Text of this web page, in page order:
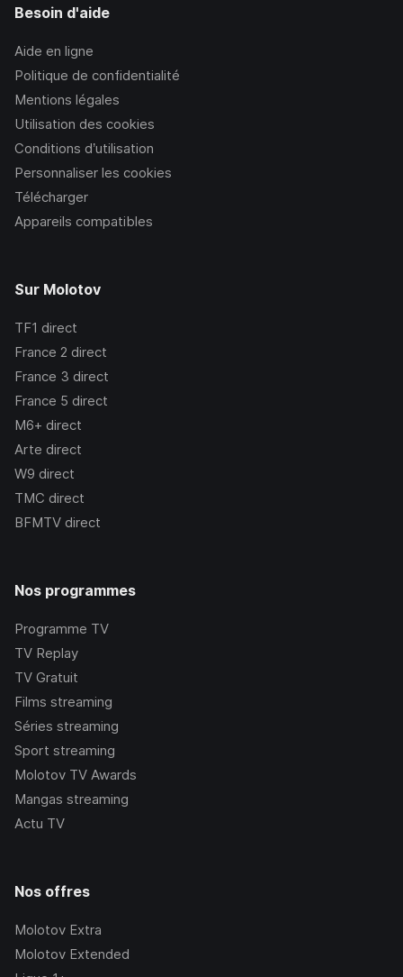
Besoin d'aide
Aide en ligne
Politique de confidentialité
Mentions légales
Utilisation des cookies
Conditions d’utilisation
Personnaliser les cookies
Télécharger
Appareils compatibles
Sur Molotov
TF1 direct
France 2 direct
France 3 direct
France 5 direct
M6+ direct
Arte direct
W9 direct
TMC direct
BFMTV direct
Nos programmes
Programme TV
TV Replay
TV Gratuit
Films streaming
Séries streaming
Sport streaming
Molotov TV Awards
Mangas streaming
Actu TV
Nos offres
Molotov Extra
Molotov Extended